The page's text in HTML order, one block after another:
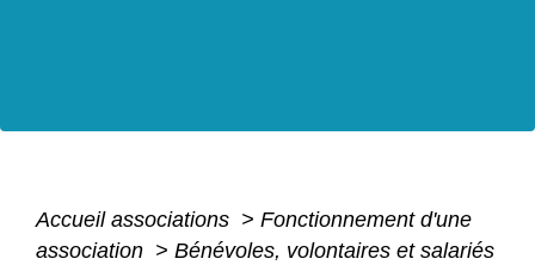
Accueil associations > Fonctionnement d'une
association > Bénévoles, volontaires et salariés